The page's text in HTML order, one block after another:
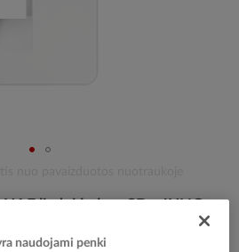
naudojami penki